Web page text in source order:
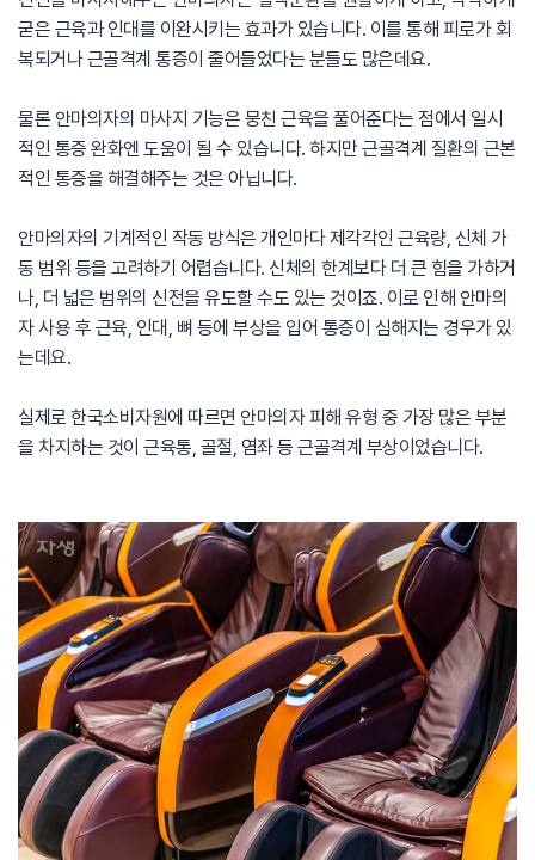
굳은 근육과 인대를 이완시키는 효과가 있습니다. 이를 통해 피로가 회
복되거나 근골격계 통증이 줄어들었다는 분들도 많은데요.
물론 안마의자의 마사지 기능은 뭉친 근육을 풀어준다는 점에서 일시
적인 통증 완화엔 도움이 될 수 있습니다. 하지만 근골격계 질환의 근본
적인 통증을 해결해주는 것은 아닙니다.
안마의자의 기계적인 작동 방식은 개인마다 제각각인 근육량, 신체 가
동 범위 등을 고려하기 어렵습니다. 신체의 한계보다 더 큰 힘을 가하거
나, 더 넓은 범위의 신전을 유도할 수도 있는 것이죠. 이로 인해 안마의
자 사용 후 근육, 인대, 뼈 등에 부상을 입어 통증이 심해지는 경우가 있
는데요.
실제로 한국소비자원에 따르면 안마의자 피해 유형 중 가장 많은 부분
을 차지하는 것이 근육통, 골절, 염좌 등 근골격계 부상이었습니다.